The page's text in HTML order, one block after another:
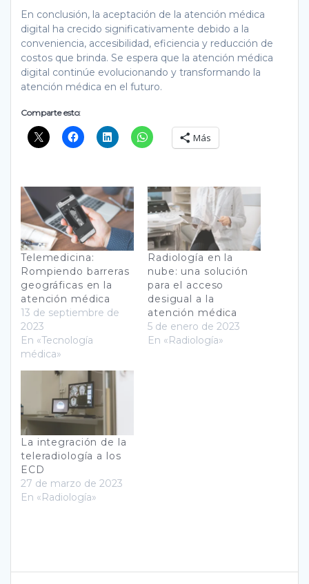
En conclusión, la aceptación de la atención médica
digital ha crecido significativamente debido a la
conveniencia, accesibilidad, eficiencia y reducción de
costos que brinda. Se espera que la atención médica
digital continúe evolucionando y transformando la
atención médica en el futuro.
Comparte esto:
Más
Telemedicina:
Rompiendo barreras
geográficas en la
atención médica
13 de septiembre de
2023
En «Tecnología
médica»
Radiología en la
nube: una solución
para el acceso
desigual a la
atención médica
5 de enero de 2023
En «Radiología»
La integración de la
teleradiología a los
ECD
27 de marzo de 2023
En «Radiología»